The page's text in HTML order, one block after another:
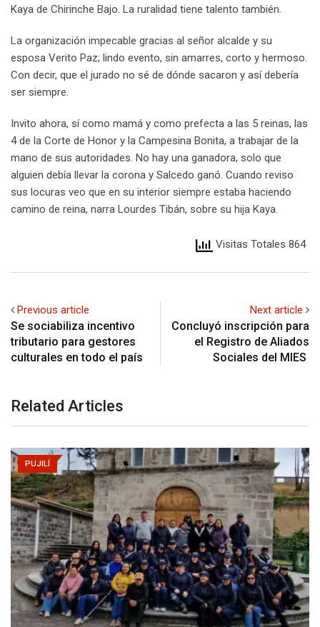
Kaya de Chirinche Bajo. La ruralidad tiene talento también.
La organización impecable gracias al señor alcalde y su
esposa Verito Paz; lindo evento, sin amarres, corto y hermoso.
Con decir, que el jurado no sé de dónde sacaron y así debería
ser siempre.
Invito ahora, sí como mamá y como prefecta a las 5 reinas, las
4 de la Corte de Honor y la Campesina Bonita, a trabajar de la
mano de sus autoridades. No hay una ganadora, solo que
alguien debía llevar la corona y Salcedo ganó. Cuando reviso
sus locuras veo que en su interior siempre estaba haciendo
camino de reina, narra Lourdes Tibán, sobre su hija Kaya.
Visitas Totales 864
Previous article
Se sociabiliza incentivo
tributario para gestores
culturales en todo el país
Next article
Concluyó inscripción para
el Registro de Aliados
Sociales del MIES
Related Articles
PUJILÍ